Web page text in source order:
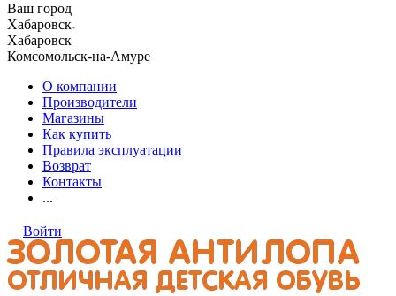
Ваш город
Хабаровск
Хабаровск
Комсомольск-на-Амуре
О компании
Производители
Магазины
Как купить
Правила эксплуатации
Возврат
Контакты
...
Войти